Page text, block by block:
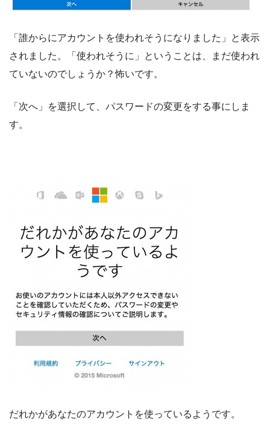
「誰からにアカウントを使われそうになりました」と表示
されました。「使われそうに」ということは、まだ使われ
ていないのでしょうか？怖いです。
「次へ」を選択して、パスワードの変更をする事にしま
す。
だれかがあなたのアカウントを使っているようです。